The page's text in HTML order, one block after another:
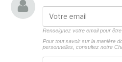
Renseignez votre email pour
Pour tout savoir sur la manière
personnelles, consultez notre